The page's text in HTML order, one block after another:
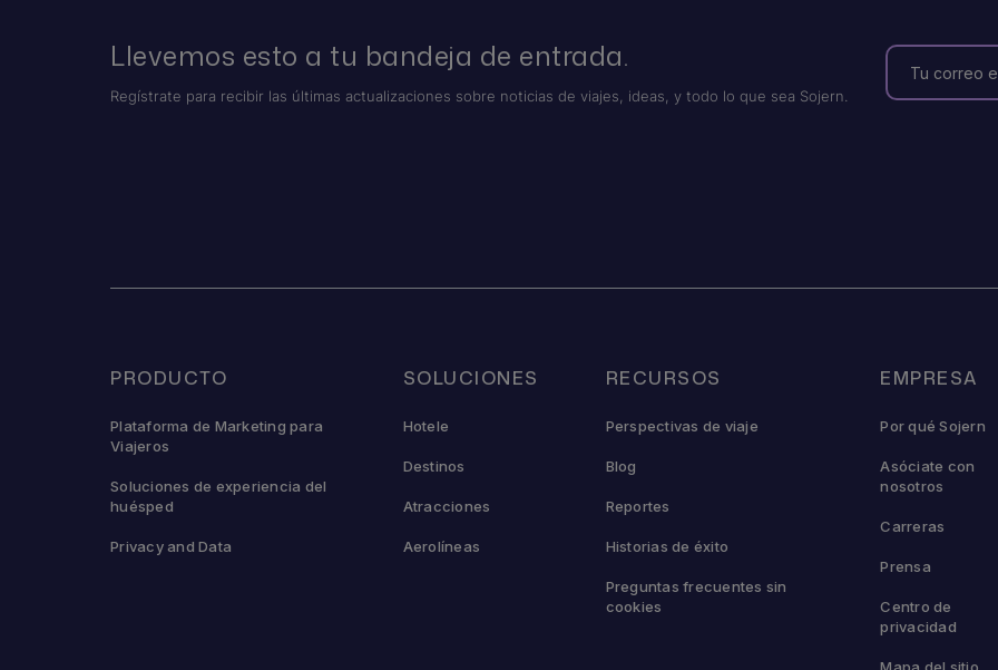
Llevemos esto a tu bandeja de entrada.
Regístrate para recibir las últimas actualizaciones sobre noticias de viajes, ideas, y todo lo que sea Sojern.
PRODUCTO
Plataforma de Marketing para
Viajeros
Soluciones de experiencia del
huésped
Privacy and Data
SOLUCIONES
Hotele
Destinos
Atracciones
Aerolíneas
RECURSOS
Perspectivas de viaje
Blog
Reportes
Historias de éxito
Preguntas frecuentes sin
cookies
EMPRESA
Por qué Sojern
Asóciate con
nosotros
Carreras
Prensa
Centro de
privacidad